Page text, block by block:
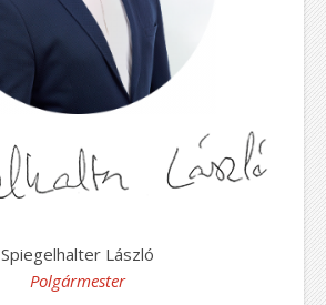
Spiegelhalter László
Polgármester